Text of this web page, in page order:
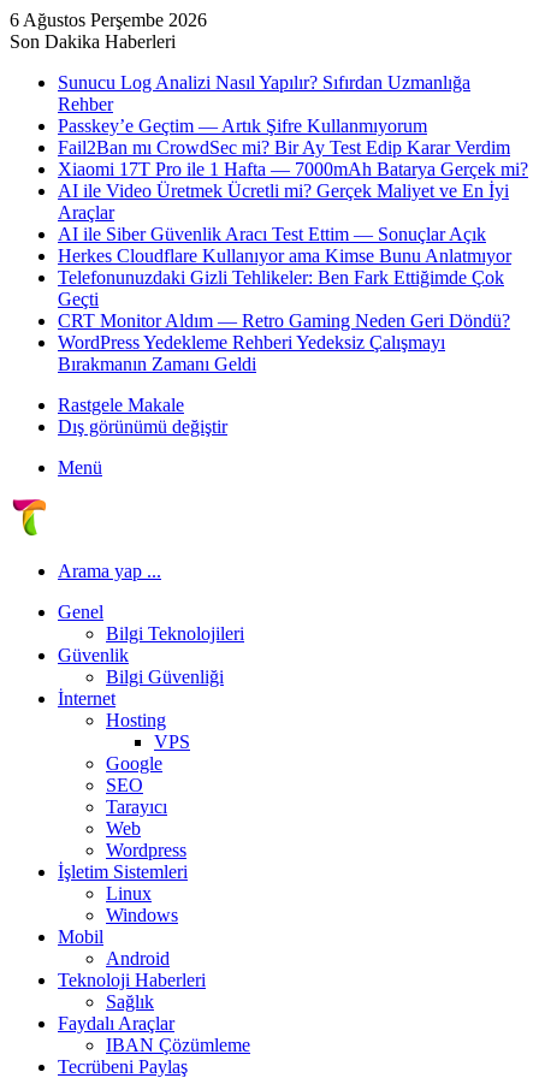
6 Ağustos Perşembe 2026
Son Dakika Haberleri
Sunucu Log Analizi Nasıl Yapılır? Sıfırdan Uzmanlığa
Rehber
Passkey’e Geçtim — Artık Şifre Kullanmıyorum
Fail2Ban mı CrowdSec mi? Bir Ay Test Edip Karar Verdim
Xiaomi 17T Pro ile 1 Hafta — 7000mAh Batarya Gerçek mi?
AI ile Video Üretmek Ücretli mi? Gerçek Maliyet ve En İyi
Araçlar
AI ile Siber Güvenlik Aracı Test Ettim — Sonuçlar Açık
Herkes Cloudflare Kullanıyor ama Kimse Bunu Anlatmıyor
Telefonunuzdaki Gizli Tehlikeler: Ben Fark Ettiğimde Çok
Geçti
CRT Monitor Aldım — Retro Gaming Neden Geri Döndü?
WordPress Yedekleme Rehberi Yedeksiz Çalışmayı
Bırakmanın Zamanı Geldi
Rastgele Makale
Dış görünümü değiştir
Menü
Arama yap ...
Genel
Bilgi Teknolojileri
Güvenlik
Bilgi Güvenliği
İnternet
Hosting
VPS
Google
SEO
Tarayıcı
Web
Wordpress
İşletim Sistemleri
Linux
Windows
Mobil
Android
Teknoloji Haberleri
Sağlık
Faydalı Araçlar
IBAN Çözümleme
Tecrübeni Paylaş